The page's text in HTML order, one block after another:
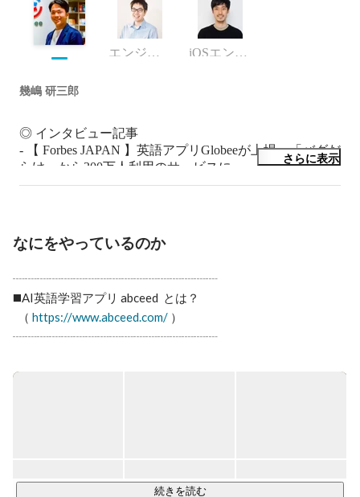
エンジニア iOSエンジニア
幾嶋 研三郎
◎ インタビュー記事
- 【 Forbes JAPAN 】英語アプリGlobeeが上場　「バグだ
らけ」から300万人利用のサービスに
https://forbesjapan.com/articles/detail/63855
https://signal.diamond.jp/articles/-/1671
教材の活用で信頼勝ち取る
https://business.nikkei.com/atcl/NBD/19/00114/00196/
さらに表示
なにをやっているのか
┈┈┈┈┈┈┈┈┈┈┈┈┈┈┈┈┈
️◼️AI英語学習アプリ abceed  とは？
  （
https://www.abceed.com/ ）
┈┈┈┈┈┈┈┈┈┈┈┈┈┈┈┈┈
＊2023年3月アプリストアの教育アプリランキング１位獲得
◼️教材コンテンツ：英語学習コンテンツ1300以上を掲載
続きを読む